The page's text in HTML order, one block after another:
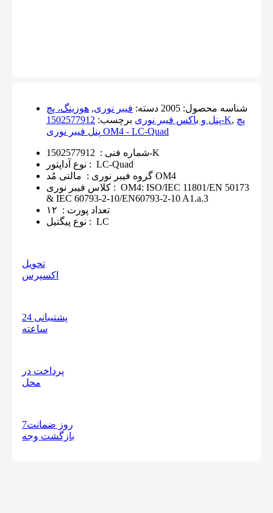
شناسه محصول: 2005 دسته: فیبر نوری, هوزینگ، پچ
پنل و باکس فیبر نوری برچسب: 1502577912-K, پچ
پنل فیبر نوری OM4 - LC-Quad
شماره فنی :
1502577912-K
نوع آداپتور : LC-Quad
گروه فیبر نوری :
مالتی مُد OM4
کلاس فیبر نوری : OM4: ISO/IEC 11801/EN 50173
& IEC 60793-2-10/EN60793-2-10 A1.a.3
تعداد پورت : ۱۲
نوع پیگتیل : LC
تحویل
اکسپرس
پشتیبانی 24
ساعته
پرداخت در
محل
7روز ضمانت
بازگشت وجه